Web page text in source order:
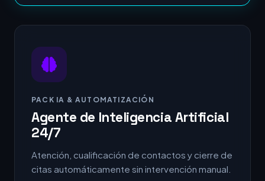
PACK IA & AUTOMATIZACIÓN
Agente de Inteligencia Artificial
24/7
Atención, cualificación de contactos y cierre de
citas automáticamente sin intervención manual.